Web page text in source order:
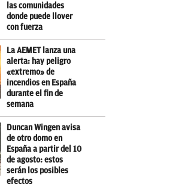
las comunidades
donde puede llover
con fuerza
La AEMET lanza una
alerta: hay peligro
«extremo» de
incendios en España
durante el fin de
semana
Duncan Wingen avisa
de otro domo en
España a partir del 10
de agosto: estos
serán los posibles
efectos